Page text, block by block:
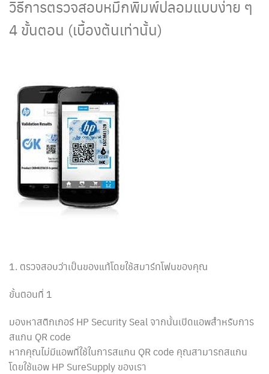
วิธีการตรวจสอบหมึกพิมพ์ปลอมแบบง่าย ๆ
4 ขั้นตอน (เบื้องต้นเท่านั้น)
1. ตรวจสอบว่าเป็นของแท้โดยใช้สมาร์ทโฟนของคุณ
ขั้นตอนที่ 1
มองหาสติกเกอร์ HP Security Seal จากนั้นเปิดแอพสำหรับการ
สแกน QR code
หากคุณไม่มีแอพที่ใช้ในการสแกน QR code คุณสามารถสแกน
โดยใช้แอพ HP SureSupply ของเรา